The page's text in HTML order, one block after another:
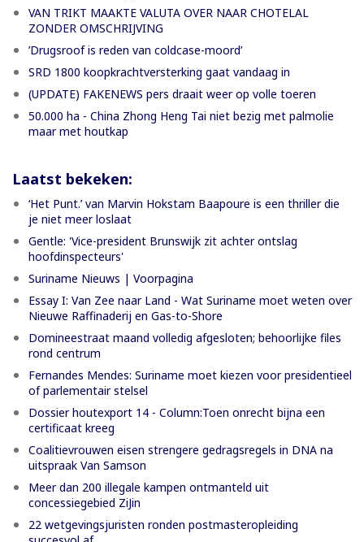
VAN TRIKT MAAKTE VALUTA OVER NAAR CHOTELAL
ZONDER OMSCHRIJVING
’Drugsroof is reden van coldcase-moord’
SRD 1800 koopkrachtversterking gaat vandaag in
(UPDATE) FAKENEWS pers draait weer op volle toeren
50.000 ha - China Zhong Heng Tai niet bezig met palmolie
maar met houtkap
Laatst bekeken:
‘Het Punt.’ van Marvin Hokstam Baapoure is een thriller die
je niet meer loslaat
Gentle: 'Vice-president Brunswijk zit achter ontslag
hoofdinspecteurs'
Suriname Nieuws | Voorpagina
Essay I: Van Zee naar Land - Wat Suriname moet weten over
Nieuwe Raffinaderij en Gas-to-Shore
Domineestraat maand volledig afgesloten; behoorlijke files
rond centrum
Fernandes Mendes: Suriname moet kiezen voor presidentieel
of parlementair stelsel
Dossier houtexport 14 - Column:Toen onrecht bijna een
certificaat kreeg
Coalitievrouwen eisen strengere gedragsregels in DNA na
uitspraak Van Samson
Meer dan 200 illegale kampen ontmanteld uit
concessiegebied ZiJin
22 wetgevingsjuristen ronden postmasteropleiding